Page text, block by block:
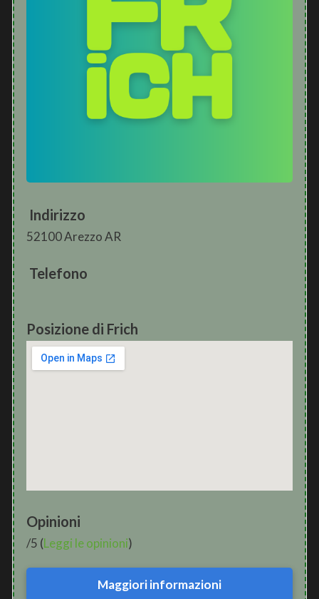
Indirizzo
52100 Arezzo AR
Telefono
Posizione di Frich
Opinioni
/5 (Leggi le opinioni)
Maggiori informazioni